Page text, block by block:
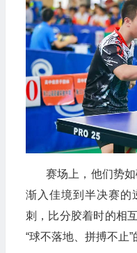
赛场上，他们势如
渐入佳境到半决赛的
刺，比分胶着时的相
“球不落地、拼搏不止